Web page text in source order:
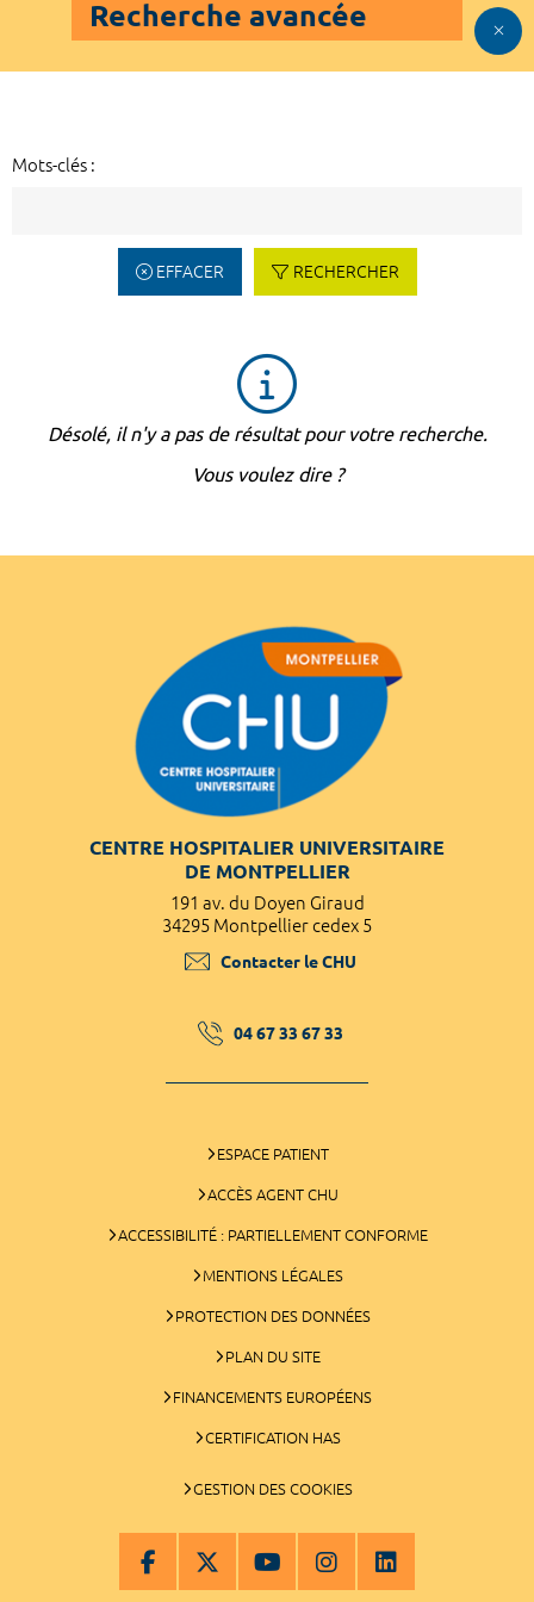
Recherche avancée
Mots-clés :
EFFACER RECHERCHER
Désolé, il n'y a pas de résultat pour votre recherche.
Vous voulez dire ?
CENTRE HOSPITALIER UNIVERSITAIRE
DE MONTPELLIER
191 av. du Doyen Giraud
34295 Montpellier cedex 5
Contacter le CHU
04 67 33 67 33
ESPACE PATIENT
ACCÈS AGENT CHU
ACCESSIBILITÉ : PARTIELLEMENT CONFORME
MENTIONS LÉGALES
PROTECTION DES DONNÉES
PLAN DU SITE
FINANCEMENTS EUROPÉENS
CERTIFICATION HAS
GESTION DES COOKIES